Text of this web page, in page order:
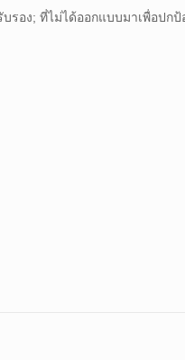
บรอง; ที่ไม่ได้ออกแบบมาเพื่อปก